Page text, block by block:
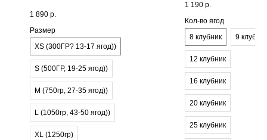
подарок!
1 890 р.
Размер
XS (300ГР? 13-17 ягод))
S (500ГР, 19-25 ягод))
M (750гр, 27-35 ягод))
L (1050гр, 43-50 ягод))
XL (1250гр)
подарок!
1 190 р.
Кол-во ягод
8 клубник
9 клубник
12 клубник
16 клубник
20 клубник
25 клубник